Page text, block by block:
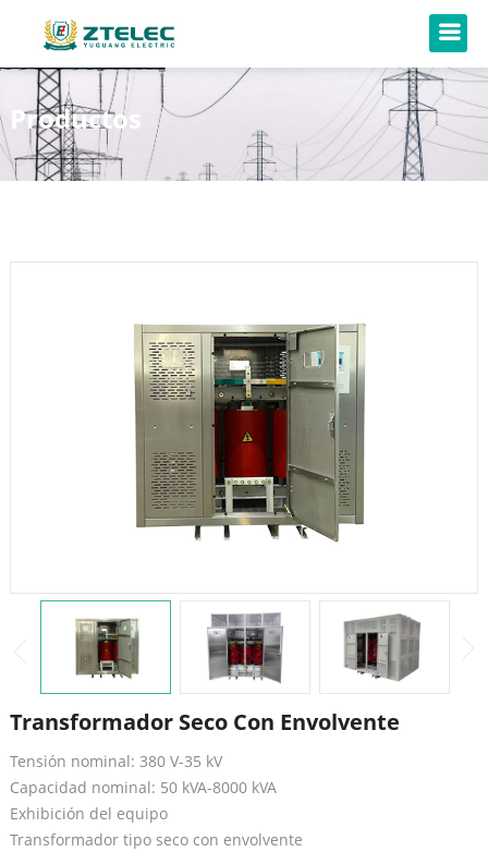
Productos
Transformador Seco Con Envolvente
Tensión nominal: 380 V-35 kV
Capacidad nominal: 50 kVA-8000 kVA
Exhibición del equipo
Transformador tipo seco con envolvente